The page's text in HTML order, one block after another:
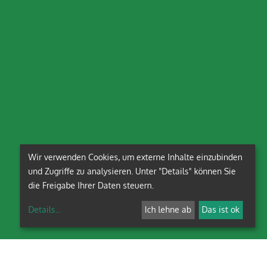
Wir verwenden Cookies, um externe Inhalte einzubinden
und Zugriffe zu analysieren. Unter "Details" können Sie
die Freigabe Ihrer Daten steuern.
Details... Ich lehne ab Das ist ok